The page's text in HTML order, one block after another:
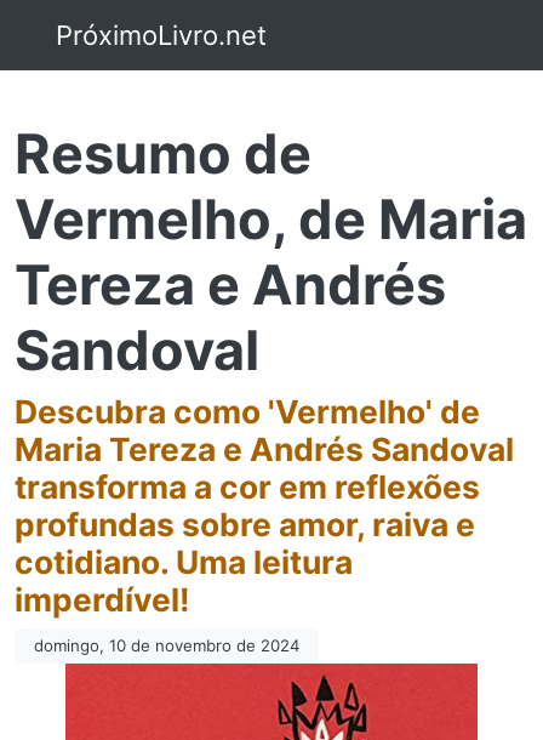
PróximoLivro.net
Resumo de
Vermelho, de Maria
Tereza e Andrés
Sandoval
Descubra como 'Vermelho' de
Maria Tereza e Andrés Sandoval
transforma a cor em reflexões
profundas sobre amor, raiva e
cotidiano. Uma leitura
imperdível!
domingo, 10 de novembro de 2024